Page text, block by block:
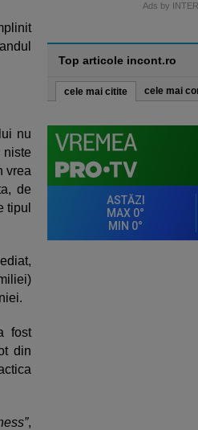
nu
niste
vrea
de
tipul
fost
din
,
Ads by
Top articole incont.ro
cele mai citite cele mai